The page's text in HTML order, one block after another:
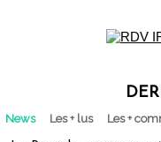
News Les + lus Les +